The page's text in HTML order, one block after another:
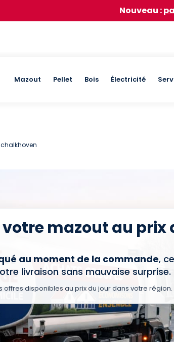
participez à
Main
Mazout Pellet Bois Électricité
mazout au prix
au moment de la commande,
livraison sans mauvaise surprise.
offres disponibles au prix du jour dans votre région.